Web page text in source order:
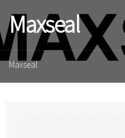
Maxseal
Maxseal